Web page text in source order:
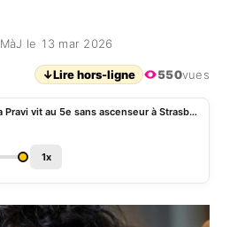
MàJ le 13 mar 2026
↓Lire hors-ligne 550vues
Barbara Pravi vit au 5e sans ascenseur à Strasbourg-Saint-Denis et s’est offert une maison de campagne
1x